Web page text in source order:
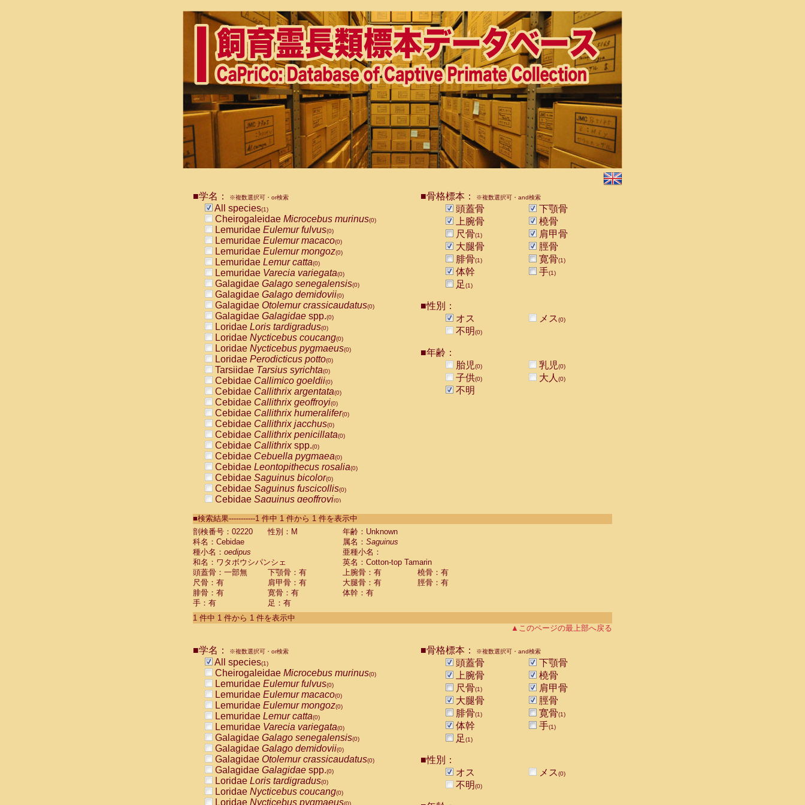
■学名： ※複数選択可・or検索
All species(1)
Cheirogaleidae Microcebus murinus(0)
Lemuridae Eulemur fulvus(0)
Lemuridae Eulemur macaco(0)
Lemuridae Eulemur mongoz(0)
Lemuridae Lemur catta(0)
Lemuridae Varecia variegata(0)
Galagidae Galago senegalensis(0)
Galagidae Galago demidovii(0)
Galagidae Otolemur crassicaudatus(0)
Galagidae Galagidae spp.(0)
Loridae Loris tardigradus(0)
Loridae Nycticebus coucang(0)
Loridae Nycticebus pygmaeus(0)
Loridae Perodicticus potto(0)
Tarsiidae Tarsius syrichta(0)
Cebidae Callimico goeldii(0)
Cebidae Callithrix argentata(0)
Cebidae Callithrix geoffroyi(0)
Cebidae Callithrix humeralifer(0)
Cebidae Callithrix jacchus(0)
Cebidae Callithrix penicillata(0)
Cebidae Callithrixspp.(0)
Cebidae Cebuella pygmaea(0)
Cebidae Leontopithecus rosalia(0)
Cebidae Saguinus bicolor(0)
Cebidae Saguinus fuscicollis(0)
Cebidae Saguinus geoffroyi(0)
CebidaeSaguinus labiatus(0)
Cebidae Saguinus leucopus (0)
Cebidae
Cebidae
CebidaeSaguinus nigricollis (0)
Cebidae Saguinus oedipus
Cebidae Saguinus weddelli
Cebidae Saguinusspp.
Cebidae Aotus trivirgatus
Cebidae Cebus albifrons
CebidaeCebus nigrivittatus
CebidaeCebus
CebidaeSaimiri boliviensis(0)
CebidaeSaimiri sciureus(0)
AtelidaeAlouatta caraya(0)
AtelidaeAlouatta fusca(0)
AtelidaeAlouatta seniculus
AtelidaeAlouattaspp.(0)
AtelidaeAteles belzebuth(0)
AtelidaeAteles geoffroyi(0)
AtelidaeAteles paniscus(0)
AtelidaeAtelesspp.(0)
Atelidae Lagothrix lagothricha
AtelidaeLagothrix lagothricha cana
PitheciidaeCacajao calvus rubicundus
■骨格標本： ※複数選択可・and検索
頭蓋骨
下顎骨
上腕骨
橈骨
尺骨(1)
肩甲骨
大腿骨
脛骨
腓骨(1) 寛骨(1)
体幹 手(1)
足(1)
■性別：
オス
メス(0)
不明(0)
■年齢：
胎児(0) 乳児(0)
子供(0) 大人 (0)
不明
■検索結果-----------1 件中 1 件から 1 件を表示中
剖検番号：02220
性別：M
年齢：Unknown
科名：Cebidae
属名： Saguinus
種小名： oedipus
亜種小名：
和名：ワタボウシパンシェ
英名：Cotton-top Tamarin
頭蓋骨：一部無
下顎骨：有 上腕骨：有
橈骨：有
尺骨：有
肩甲骨：有 大腿骨：有
脛骨：有
腓骨：有
寛骨：有
体幹：有
手：有
足：有
1 件中 1 件から 1 件を表示中
▲このページの最上部へ戻る
■学名： ※複数選択可・or検索
All species(1)
Cheirogaleidae Microcebus murinus(0)
Lemuridae Eulemur fulvus(0)
Lemuridae Eulemur macaco(0)
Lemuridae Eulemur mongoz(0)
Lemuridae Lemur catta(0)
Lemuridae Varecia variegata(0)
Galagidae Galago senegalensis(0)
Galagidae Galago demidovii(0)
Galagidae Otolemur crassicaudatus(0)
Galagidae Galagidae spp.(0)
Loridae Loris tardigradus(0)
Loridae Nycticebus coucang(0)
Loridae Nycticebus pygmaeus(0)
■骨格標本： ※複数選択可・and検索
頭蓋骨
下顎骨
上腕骨
橈骨
尺骨(1)
肩甲骨
大腿骨
脛骨
腓骨(1) 寛骨(1)
体幹 手(1)
足(1)
■性別：
オス
メス(0)
不明(0)